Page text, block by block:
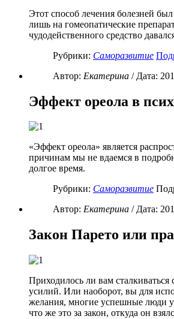
Этот способ лечения болезней
лишь на гомеопатические
чудодейственного средство
Рубрики: Саморазвитие
Автор: Екатерина / Дата:
Эффект ореола в
«Эффект ореола» является
причинам мы не вдаемся в
долгое время.
Рубрики: Саморазвитие
Автор: Екатерина / Дата:
Закон Парето или
Приходилось ли вам
усилий. Или наоборот, вы для
желания, многие успешные люди
что же это за закон, откуда он